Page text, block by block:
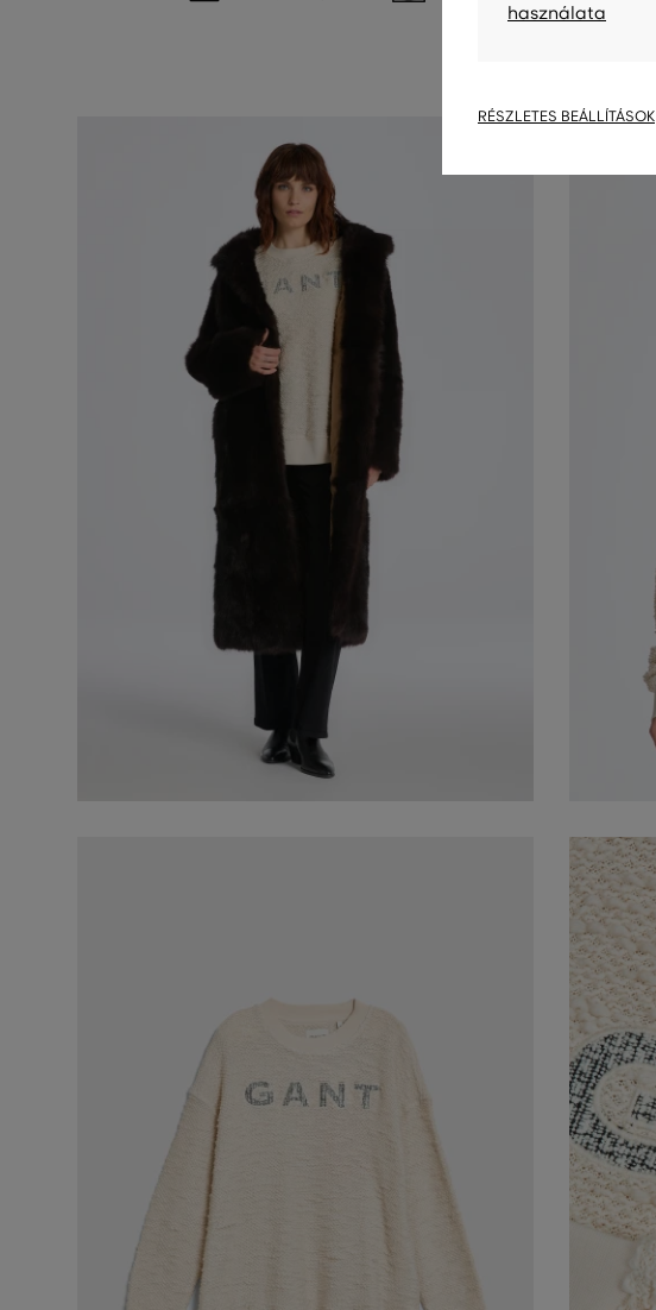
használata
RÉSZLETES BEÁLLÍTÁSOK